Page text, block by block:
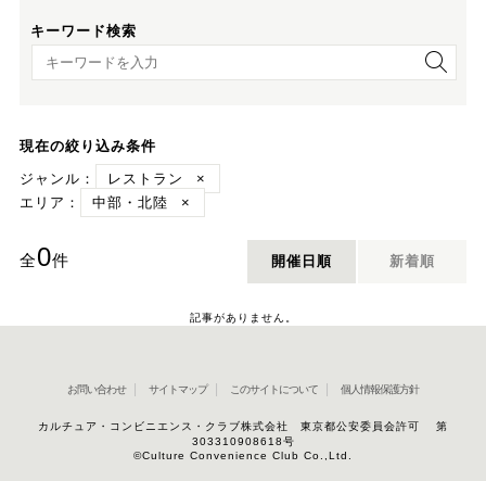
キーワード検索
キーワード検索
現在の絞り込み条件
ジャンル：
レストラン
×
エリア：
中部・北陸 ×
全0件 開催日順 新着順
記事がありません。
お問い合わせ サイトマップ このサイトについて 個人情報保護方針
カルチュア・コンビニエンス・クラブ株式会社 東京都公安委員会許可 第
303310908618号
©Culture Convenience Club Co.,Ltd.